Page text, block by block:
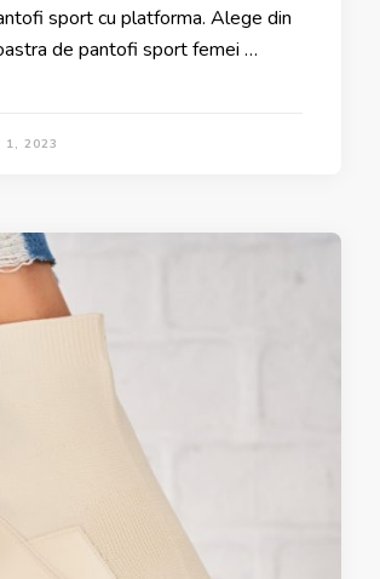
sport cu platforma. Alege din
de pantofi sport femei …
1, 2023